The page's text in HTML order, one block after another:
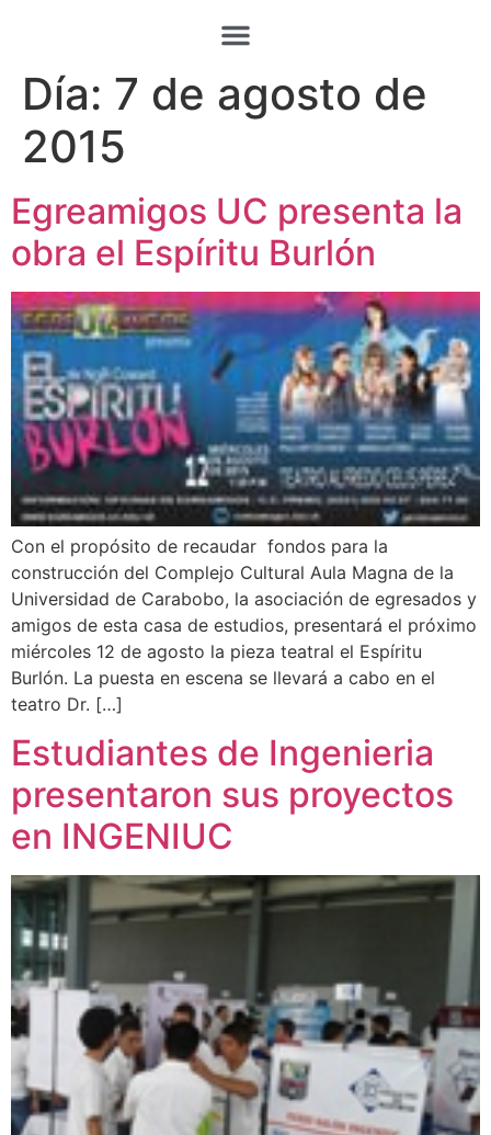
Día: 7 de agosto de
2015
Egreamigos UC presenta la
obra el Espíritu Burlón
Con el propósito de recaudar fondos para la
construcción del Complejo Cultural Aula Magna de la
Universidad de Carabobo, la asociación de egresados y
amigos de esta casa de estudios, presentará el próximo
miércoles 12 de agosto la pieza teatral el Espíritu
Burlón. La puesta en escena se llevará a cabo en el
teatro Dr. […]
Estudiantes de Ingenieria
presentaron sus proyectos
en INGENIUC